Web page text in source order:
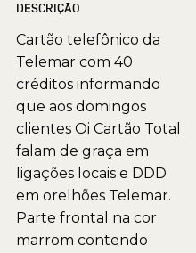
DESCRIÇÃO
Cartão telefônico da
Telemar com 40
créditos informando
que aos domingos
clientes Oi Cartão Total
falam de graça em
ligações locais e DDD
em orelhões Telemar.
Parte frontal na cor
marrom contendo